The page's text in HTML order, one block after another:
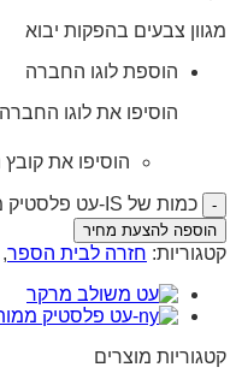
מגוון צבעים בהפקות יבוא
הוספת לוגו החברה
הוסיפו את לוגו
הוסיפו את קובץ
כמות של IS-עט פלסטיק ממותגת
הוספה להצעת מחיר
קטגוריות: חזרה לבית הספר,
קטגוריות מוצרים